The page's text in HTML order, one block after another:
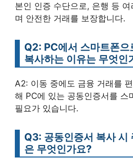
본인 인증 수단으로, 은행 등
며 안전한 거래를 보장합니다.
Q2: PC에서 스마트폰으
복사하는 이유는 무엇인
A2: 이동 중에도 금융 거래를
해 PC에 있는 공동인증서를 스
필요가 있습니다.
Q3: 공동인증서 복사 시
은 무엇인가요?